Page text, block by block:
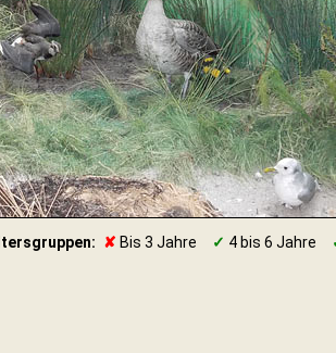
✘ Bis 3 Jahre ✓ 4 bis 6 Jahre